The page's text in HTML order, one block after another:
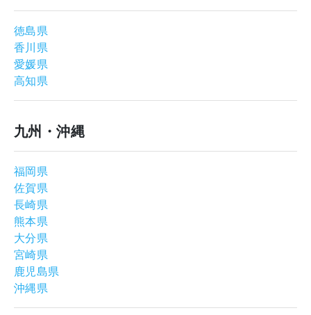
徳島県
香川県
愛媛県
高知県
九州・沖縄
福岡県
佐賀県
長崎県
熊本県
大分県
宮崎県
鹿児島県
沖縄県